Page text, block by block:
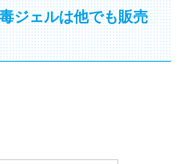
ジェルは他でも販売